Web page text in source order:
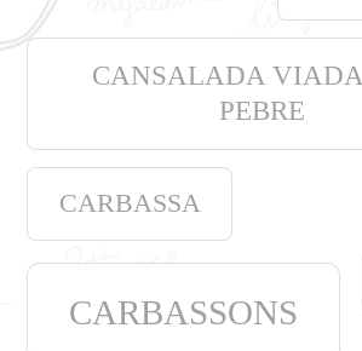
CANSALADA
PEBRE
CARBASSA
CARBASSONS